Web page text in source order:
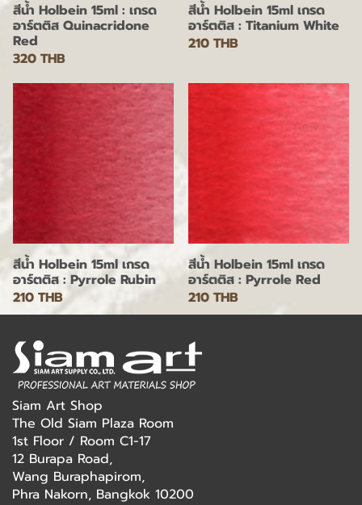
สีน้ำ Holbein 15ml : เกรด
อาร์ตติส Quinacridone
Red
320 THB
สีน้ำ Holbein 15ml เกรด
อาร์ตติส : Titanium White
210 THB
สีน้ำ Holbein 15ml เกรด
อาร์ตติส : Pyrrole Rubin
210 THB
สีน้ำ Holbein 15ml เกรด
อาร์ตติส : Pyrrole Red
210 THB
Siam Art Shop
The Old Siam Plaza Room
1st Floor / Room C1-17
12 Burapa Road,
Wang Buraphapirom,
Phra Nakorn, Bangkok 10200